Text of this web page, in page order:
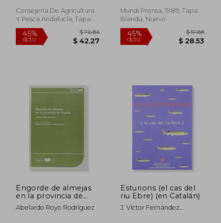
Consejería De Agricultura
Y Pesca Andalucía, Tapa
Blanda, Nuevo
45%
Mundi Prensa, 1989, Tapa
Blanda, Nuevo
45%
Engorde de almejas
en la provincia de
Huelva
Abelardo Royo Rodríguez
Esturions (el cas del
riu Ebre) (en Catalán)
J. Víctor Fernández